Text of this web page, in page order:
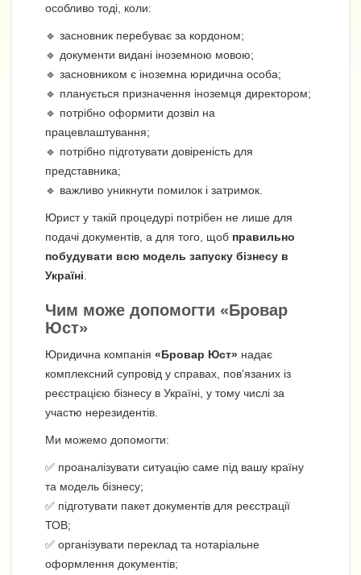
особливо тоді, коли:
🔹 засновник перебуває за кордоном;
🔹 документи видані іноземною мовою;
🔹 засновником є іноземна юридична особа;
🔹 планується призначення іноземця директором;
🔹 потрібно оформити дозвіл на
працевлаштування;
🔹 потрібно підготувати довіреність для
представника;
🔹 важливо уникнути помилок і затримок.
Юрист у такій процедурі потрібен не лише для
подачі документів, а для того, щоб правильно
побудувати всю модель запуску бізнесу в
Україні
Чим може допомогти «Бровар
Юст»
Юридична компанія «Бровар Юст» надає
комплексний супровід у справах, пов’язаних із
реєстрацією бізнесу в Україні, у тому числі за
участю нерезидентів.
Ми можемо допомогти:
✅ проаналізувати ситуацію саме під вашу країну
та модель бізнесу;
✅ підготувати пакет документів для реєстрації
ТОВ;
✅ організувати переклад та нотаріальне
оформлення документів;